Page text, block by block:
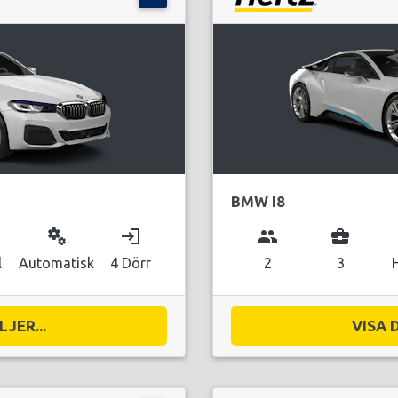
miscellaneous_services
Automatisk
login
4 Dörr
BMW I8
group
2
business_center
3
VISA